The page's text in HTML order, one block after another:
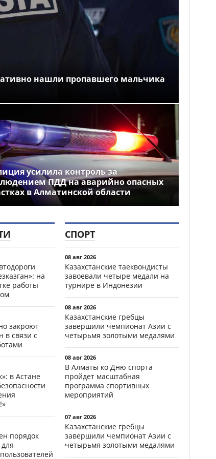
нашли пропавшего мальчика
усилила контроль за
ПДД на аварийно опасных
в Алматинской области
на
работы
закроют
в связи с
в Астане
порядок
СПОРТ
08 авг 2026
Казахстанские таеквондисты
завоевали четыре медали на
турнире в Индонезии
08 авг 2026
Казахстанские гребцы
завершили чемпионат Азии с
четырьмя золотыми медалями
08 авг 2026
В Алматы ко Дню спорта
пройдет масштабная
программа спортивных
мероприятий
07 авг 2026
Казахстанские гребцы
завершили чемпионат Азии с
четырьмя золотыми медалями